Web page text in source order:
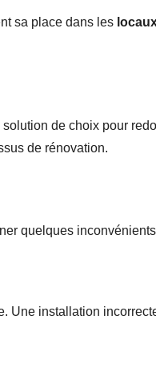
sa place dans les
de choix pour
de rénovation.
quelques
Une installation